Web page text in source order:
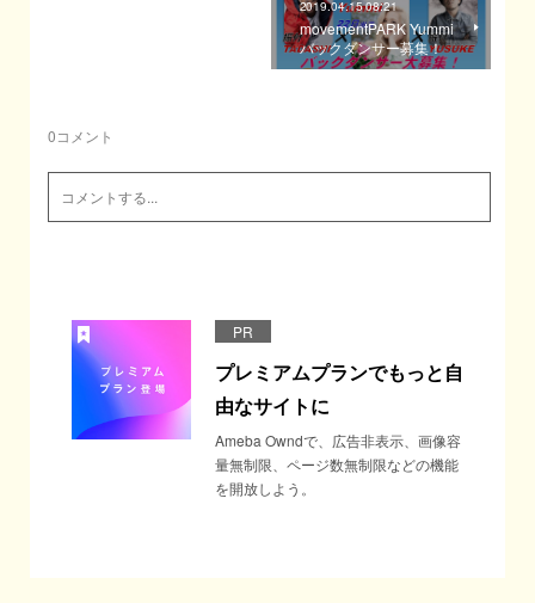
2019.04.15 08:21
movementPARK Yummi
バックダンサー募集！
0コメント
PR
プレミアムプランでもっと自
由なサイトに
Ameba Owndで、広告非表示、画像容
量無制限、ページ数無制限などの機能
を開放しよう。